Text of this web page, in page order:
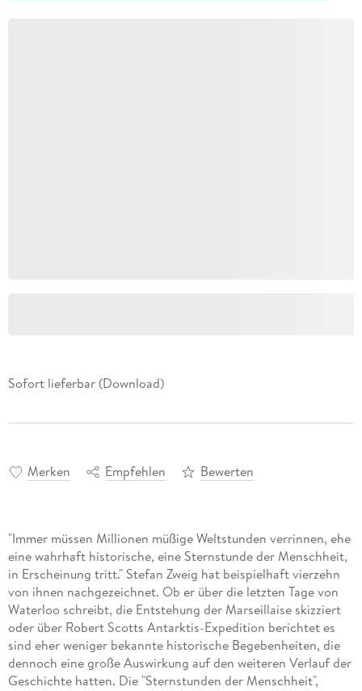
Sofort lieferbar (Download)
Merken Empfehlen Bewerten
"Immer müssen Millionen müßige Weltstunden verrinnen, ehe
eine wahrhaft historische, eine Sternstunde der Menschheit,
in Erscheinung tritt." Stefan Zweig hat beispielhaft vierzehn
von ihnen nachgezeichnet. Ob er über die letzten Tage von
Waterloo schreibt, die Entstehung der Marseillaise skizziert
oder über Robert Scotts Antarktis-Expedition berichtet es
sind eher weniger bekannte historische Begebenheiten, die
dennoch eine große Auswirkung auf den weiteren Verlauf der
Geschichte hatten. Die "Sternstunden der Menschheit",